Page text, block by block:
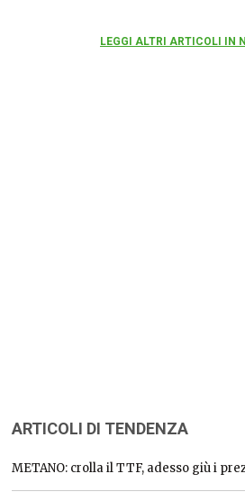
LEGGI ALTRI ARTICOLI IN
ARTICOLI DI TENDENZA
METANO: crolla il TTF, adesso giù i